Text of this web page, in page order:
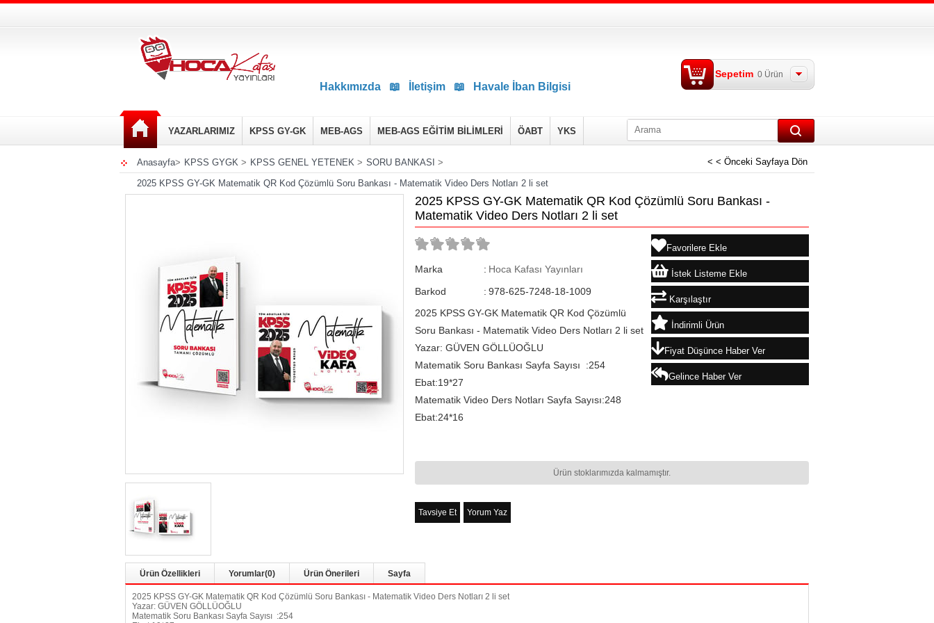
Hakkımızda 📖 İletişim 📖 Havale İban Bilgisi
Sepetim 0 Ürün
YAZARLARIMIZ KPSS GY-GK MEB-AGS MEB-AGS EĞİTİM BİLİMLERİ ÖABT YKS
Anasayfa> KPSS GYGK > KPSS GENEL YETENEK > SORU BANKASI >
2025 KPSS GY-GK Matematik QR Kod Çözümlü Soru Bankası - Matematik Video Ders Notları 2 li set
< < Önceki Sayfaya Dön
2025 KPSS GY-GK Matematik QR Kod Çözümlü Soru Bankası -
Matematik Video Ders Notları 2 li set
Marka : Hoca Kafası Yayınları
Barkod
: 978-625-7248-18-1009
2025 KPSS GY-GK Matematik QR Kod Çözümlü
Soru Bankası - Matematik Video Ders Notları 2 li set
Yazar: GÜVEN GÖLLÜOĞLU
Matematik Soru Bankası Sayfa Sayısı :254
Ebat:19*27
Matematik Video Ders Notları Sayfa Sayısı:248
Ebat:24*16
Favorilere Ekle
İstek Listeme Ekle
Karşılaştır
İndirimli Ürün
Fiyat Düşünce Haber Ver
Gelince Haber Ver
Ürün stoklarımızda kalmamıştır.
Tavsiye Et Yorum Yaz
Ürün Özellikleri Yorumlar(0) Ürün Önerileri Sayfa
2025 KPSS GY-GK Matematik QR Kod Çözümlü Soru Bankası - Matematik Video Ders Notları 2 li set
Yazar: GÜVEN GÖLLÜOĞLU
Matematik Soru Bankası Sayfa Sayısı :254